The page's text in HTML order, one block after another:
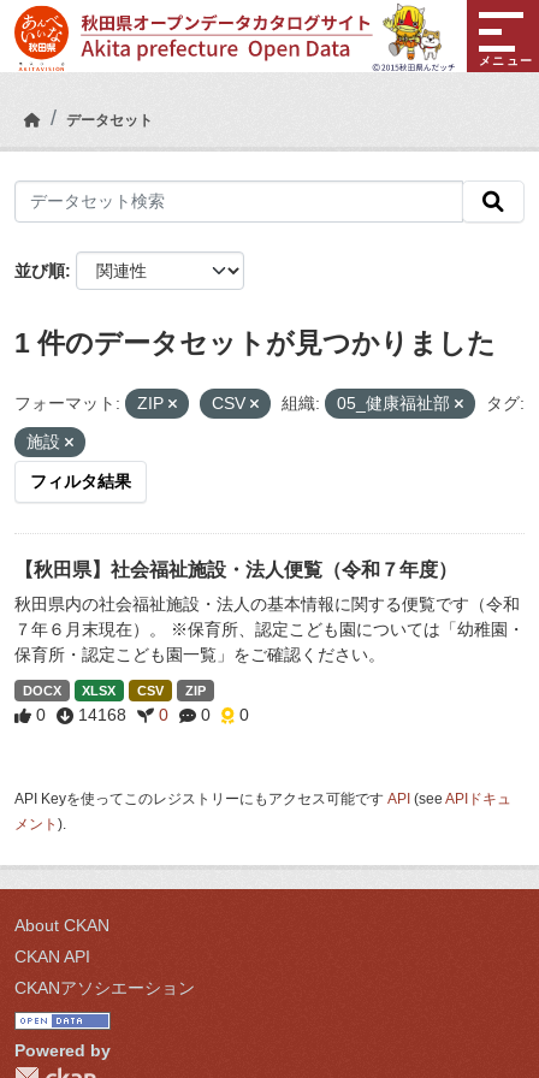
Skip to main content
メニュー
データセット
並び順
1 件のデータセットが見つかりました
フォーマット: ZIP CSV 組織: 05_健康福祉部
タグ:
施設
フィルタ結果
【秋田県】社会福祉施設・法人便覧（令和７年度）
秋田県内の社会福祉施設・法人の基本情報に関する便覧です（令和
７年６月末現在）。 ※保育所、認定こども園については「幼稚園・
保育所・認定こども園一覧」をご確認ください。
DOCX XLSX CSV ZIP
0 14168 0 0 0
API Keyを使ってこのレジストリーにもアクセス可能です API (see APIドキュ
メント ).
About CKAN
CKAN API
CKANアソシエーション
Powered by